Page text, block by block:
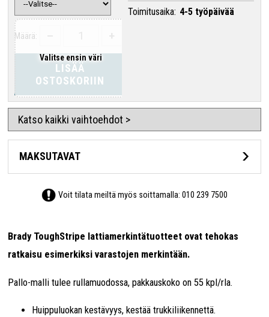
Valitse ensin väri
Määrä:
LISÄÄ
OSTOSKORIIN
Toimitusaika: 4-5 työpäivää
Katso kaikki vaihtoehdot >
MAKSUTAVAT
Voit tilata meiltä myös soittamalla:010 239 7500
Brady ToughStripe lattiamerkintätuotteet ovat tehokas
ratkaisu esimerkiksi varastojen merkintään.
Pallo-malli tulee rullamuodossa, pakkauskoko on 55 kpl/rla.
Huippuluokan kestävyys, kestää trukkiliikennettä.